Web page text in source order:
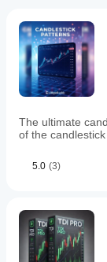
ilk
olun!
ve Mac'te
mevcuttur.
piyasa
koşullarında
nasıl
davrandığını
anlamak
için
farklı
sembollere
dönemlere
Gösterge
ayarlamalı
mıyım?
Evet,
stratejinize
parametreleri
The ultimate
of the
5.0 (3)